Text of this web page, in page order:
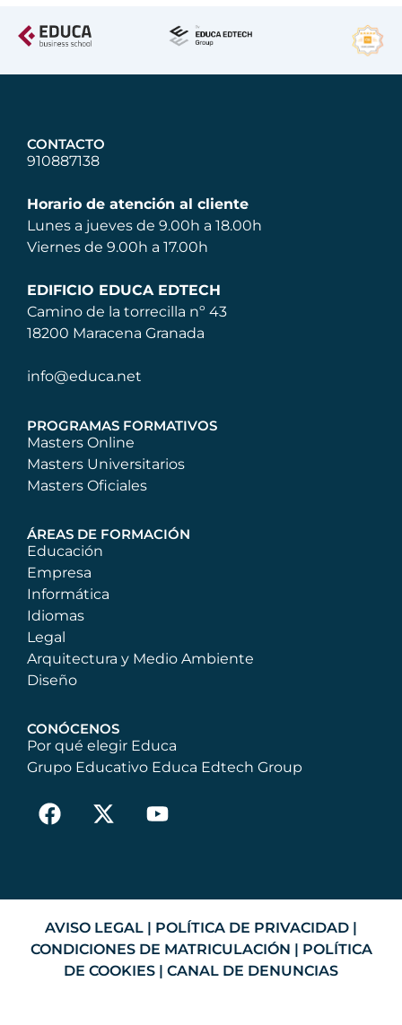
CONTACTO
910887138
Horario de atención al cliente
Lunes a jueves de 9.00h a 18.00h
Viernes de 9.00h a 17.00h
EDIFICIO EDUCA EDTECH
Camino de la torrecilla nº 43
18200 Maracena Granada
info@educa.net
PROGRAMAS FORMATIVOS
Masters Online
Masters Universitarios
Masters Oficiales
ÁREAS DE FORMACIÓN
Educación
Empresa
Informática
Idiomas
Legal
Arquitectura y Medio Ambiente
Diseño
CONÓCENOS
Por qué elegir Educa
Grupo Educativo Educa Edtech Group
AVISO LEGAL | POLÍTICA DE PRIVACIDAD |
CONDICIONES DE MATRICULACIÓN | POLÍTICA
DE COOKIES | CANAL DE DENUNCIAS